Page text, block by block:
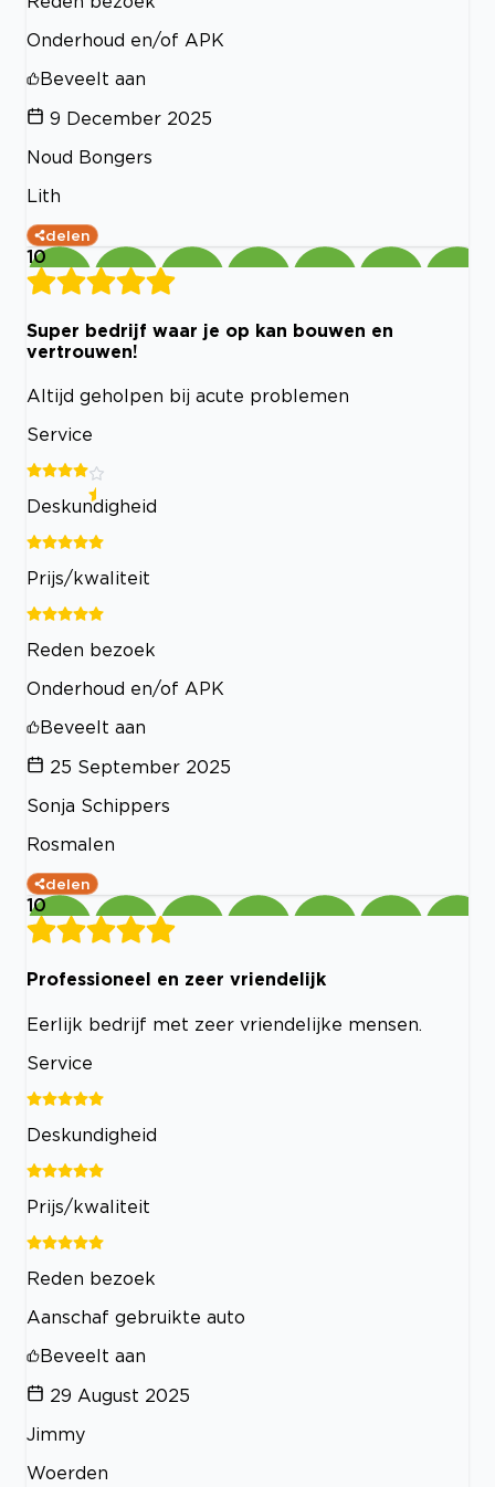
Onderhoud en/of APK
Beveelt aan
9 December 2025
Noud Bongers
Lith
delen
10
Super bedrijf waar je op kan bouwen en
vertrouwen!
Altijd geholpen bij acute problemen
Service
Deskundigheid
Prijs/kwaliteit
Reden bezoek
Onderhoud en/of APK
Beveelt aan
25 September 2025
Sonja Schippers
Rosmalen
delen
10
Professioneel en zeer vriendelijk
Eerlijk bedrijf met zeer vriendelijke mensen.
Service
Deskundigheid
Prijs/kwaliteit
Reden bezoek
Aanschaf gebruikte auto
Beveelt aan
29 August 2025
Jimmy
Woerden